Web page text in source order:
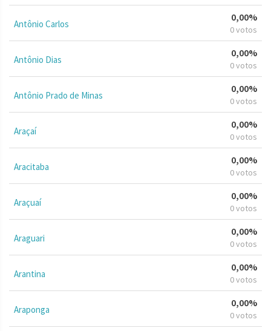
Antônio Carlos
0,00%
0 votos
Antônio Dias
0,00%
0 votos
Antônio Prado de Minas
0,00%
0 votos
Araçaí
0,00%
0 votos
Aracitaba
0,00%
0 votos
Araçuaí
0,00%
0 votos
Araguari
0,00%
0 votos
Arantina
0,00%
0 votos
Araponga
0,00%
0 votos